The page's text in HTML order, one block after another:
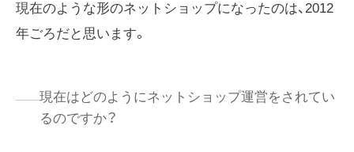
現在のような形のネットショップになったのは、2012
年ごろだと思います。
現在はどのようにネットショップ運営をされてい
るのですか？